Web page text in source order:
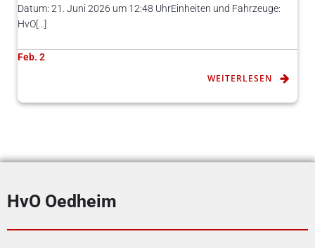
Datum: 21. Juni 2026 um 12:48 UhrEinheiten und Fahrzeuge:
HvO[…]
Feb. 2
WEITERLESEN
HvO Oedheim